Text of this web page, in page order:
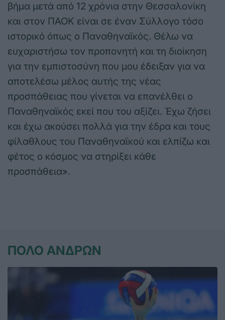
βήμα μετά από 12 χρόνια στην Θεσσαλονίκη
και στον ΠΑΟΚ είναι σε έναν Σύλλογο τόσο
ιστορικό όπως ο Παναθηναϊκός. Θέλω να
ευχαριστήσω τον προπονητή και τη διοίκηση
για την εμπιστοσύνη που μου έδειξαν για να
αποτελέσω μέλος αυτής της νέας
προσπάθειας που γίνεται να επανέλθει ο
Παναθηναϊκός εκεί που του αξίζει. Έχω ζήσει
και έχω ακούσει πολλά για την έδρα και τους
φίλαθλους του Παναθηναϊκού και ελπίζω και
φέτος ο κόσμος να στηρίξει κάθε
προσπάθεια».
ΠΟΛΟ ΑΝΔΡΩΝ